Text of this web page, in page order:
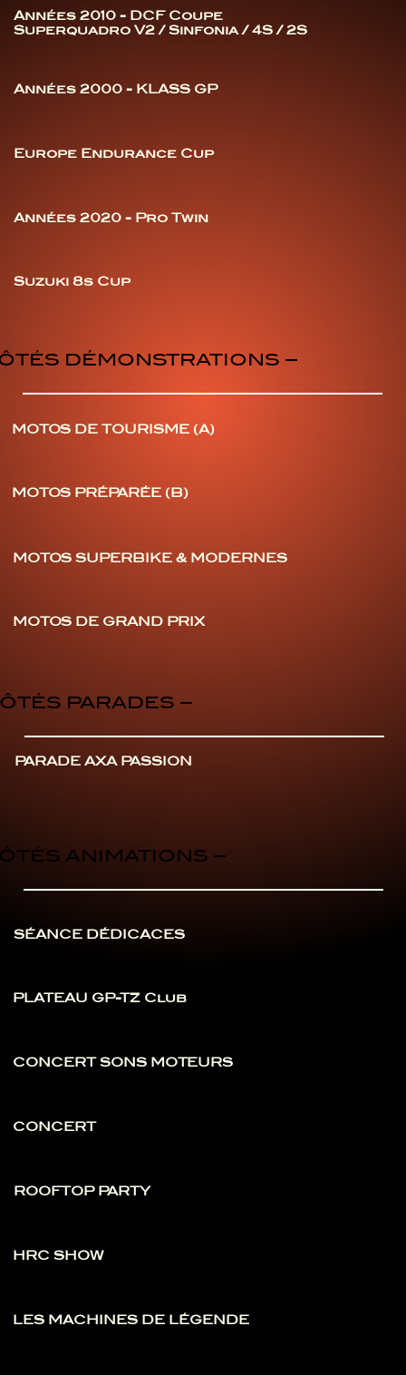
Années 2000 - KLASS GP
Années 2010 - DCF Coupe
Superquadro V2 / Sinfonia / 4S / 2S
Années 2020 - Pro Twin
Europe Endurance Cup
Suzuki 8s Cup
DÉMONSTRATIONS –
MOTOS DE TOURISME (A)
MOTOS PRÉPARÉE (B)
MOTOS DE GRAND PRIX
MOTOS SUPERBIKE & MODERNES
PARADES –
PARADE AXA PASSION
ANIMATIONS –
SÉANCE DÉDICACES
PLATEAU GP-TZ Club
HRC SHOW
LES MACHINES DE LÉGENDE
CONCERT SONS MOTEURS
CONCERT
ROOFTOP PARTY